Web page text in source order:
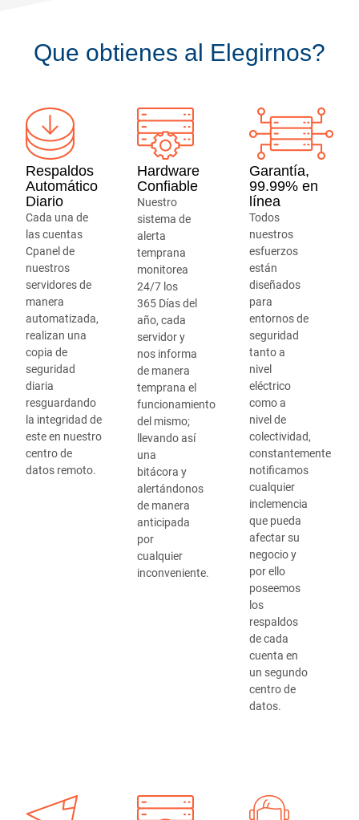
Que obtienes al Elegirnos?
Respaldos
Automático
Diario
Cada una de
las cuentas
Cpanel de
nuestros
servidores de
manera
automatizada,
realizan una
copia de
seguridad
diaria
resguardando
la integridad de
este en nuestro
centro de
datos remoto.
Hardware
Confiable
Nuestro
sistema de
alerta
temprana
monitorea
24/7 los
365 Días del
año, cada
servidor y
nos informa
de manera
temprana el
funcionamiento
del mismo;
llevando así
una
bitácora y
alertándonos
de manera
anticipada
por
cualquier
inconveniente.
Garantía,
99.99% en
línea
Todos
nuestros
esfuerzos
están
diseñados
para
entornos de
seguridad
tanto a
nivel
eléctrico
como a
nivel de
colectividad,
constantemente
notificamos
cualquier
inclemencia
que pueda
afectar su
negocio y
por ello
poseemos
los
respaldos
de cada
cuenta en
un segundo
centro de
datos.